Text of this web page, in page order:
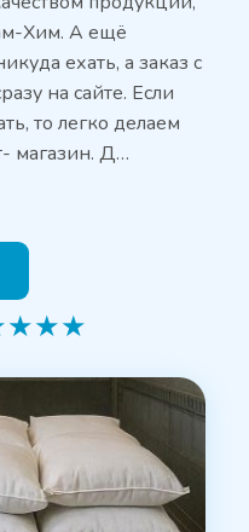
Хим. А ещё
ехать, а заказ с
на сайте. Если
то легко делаем
магазин. Д…
★★★